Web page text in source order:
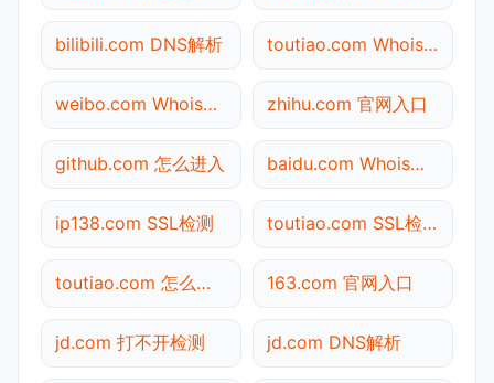
bilibili.com DNS解析 toutiao.com Whois查询
weibo.com Whois查询 zhihu.com 官网入口
github.com 怎么进入 baidu.com Whois查询
ip138.com SSL检测 toutiao.com SSL检测
toutiao.com 怎么进入 163.com 官网入口
jd.com 打不开检测 jd.com DNS解析